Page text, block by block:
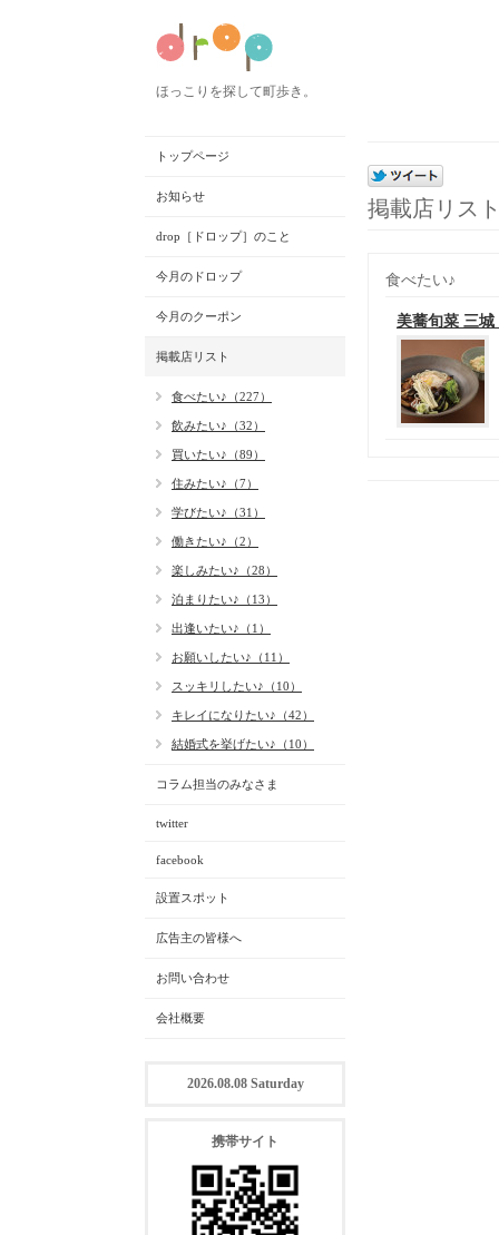
ほっこりを探して町歩き。
掲載店リス
食べたい♪
美蕎旬菜 三
トップページ
お知らせ
drop［ドロップ］のこと
今月のドロップ
今月のクーポン
掲載店リスト
食べたい♪（227）
飲みたい♪（32）
買いたい♪（89）
住みたい♪（7）
学びたい♪（31）
働きたい♪（2）
楽しみたい♪（28）
泊まりたい♪（13）
出逢いたい♪（1）
お願いしたい♪（11）
スッキリしたい♪（10）
キレイになりたい♪（42）
結婚式を挙げたい♪（10）
コラム担当のみなさま
twitter
facebook
設置スポット
広告主の皆様へ
お問い合わせ
会社概要
2026.08.08 Saturday
携帯サイト